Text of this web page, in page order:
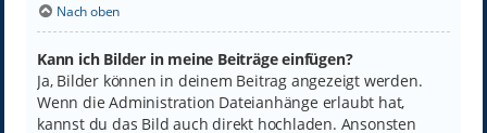
Nach oben
Kann ich Bilder in meine Beiträge einfügen?
Ja, Bilder können in deinem Beitrag angezeigt werden.
Wenn die Administration Dateianhänge erlaubt hat,
kannst du das Bild auch direkt hochladen. Ansonsten